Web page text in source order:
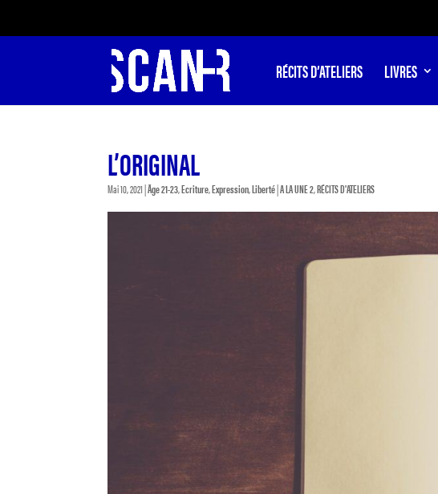
RÉCITS D’ATELIERS LIVRES
L’ORIGINAL
Mai 10, 2021|Âge 21-23,Ecriture,Expression,Liberté|A LA UNE 2,RÉCITS D'ATELIERS